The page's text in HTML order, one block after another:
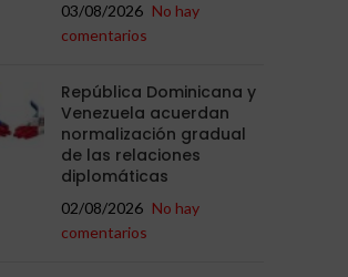
03/08/2026 No hay
comentarios
República Dominicana y
Venezuela acuerdan
normalización gradual
de las relaciones
diplomáticas
02/08/2026 No hay
comentarios